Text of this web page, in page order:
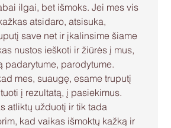
ilgai, bet išmoks. Jei mes vis
atsidaro, atsisuka,
save net ir įkalinsime šiame
nustos ieškoti ir žiūrės į mus,
padarytume, parodytume.
mes, suaugę, esame truputį
į rezultatą, į pasiekimus.
atliktų užduotį ir tik tada
kad vaikas išmoktų kažką ir